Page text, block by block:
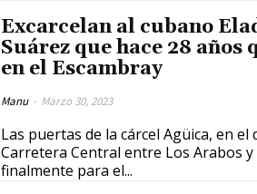
Excarcelan al cubano
Suárez que hace 28 años
en el Escambray
Manu - Marzo 30, 2023
Las puertas de la cárcel Agüica, en
Carretera Central entre Los Arabos
finalmente para el...